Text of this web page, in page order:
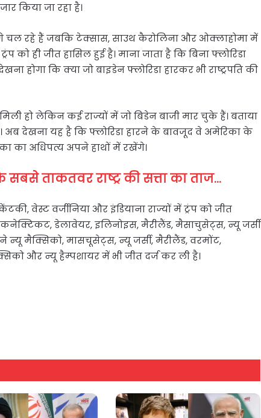
किया जा रहा है।
आगे चल रहे हैं जबकि टेक्सास, साउथ कैरोलिना और ओक्लाहोमा में
को ही जीत हासिल हुई है। माना जाता है कि बिना फ्लोरिडा
होगा कि क्या जो बाइडेन फ्लोरिडा हारकर भी राष्ट्रपति की
हो लेकिन कई राज्यों में जो बिडेन बाजी मार चुके हैं। बताया
अब देखना यह है कि फ्लोरिडा हारने के बावजूद वे अमेरिका के
का अधिपत्य अपने हाथों में रखेंगे।
ताकतवर राष्ट्र की सत्ता का ताज…
वेस्ट वर्जीनिया और इंडियाना राज्यों में ट्रंप को जीत
कनेक्टिकट, डेलावेयर, इलिनोइस, मैरीलैंड, मैसाचुसेट्स, न्यू जर्सी
मैक्सिको, मासचूसेट्स, न्यू जर्सी, मैरीलैंड, वरमोंट,
और न्यू हैम्पशायर में भी जीत दर्ज कर ली है।